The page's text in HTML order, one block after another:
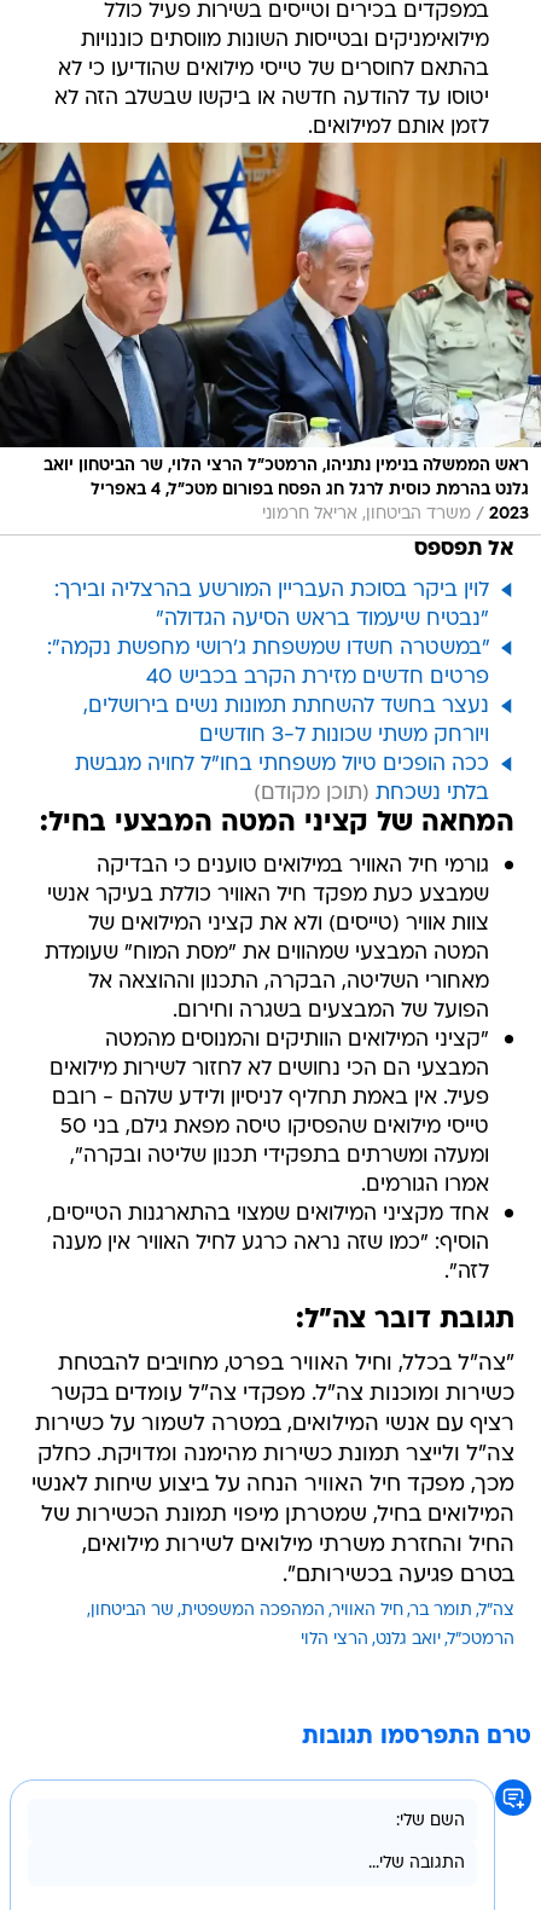
במפקדים בכירים וטייסים בשירות פעיל כולל
מילואימניקים ובטייסות השונות מווסתים כוננויות
בהתאם לחוסרים של טייסי מילואים שהודיעו כי לא
יטוסו עד להודעה חדשה או ביקשו שבשלב הזה לא
לזמן אותם למילואים.
ראש הממשלה בנימין נתניהו, הרמטכ"ל הרצי הלוי, שר הביטחון יואב
גלנט בהרמת כוסית לרגל חג הפסח בפורום מטכ"ל, 4 באפריל
2023
/ משרד הביטחון, אריאל חרמוני
אל תפספס
לוין ביקר בסוכת העבריין המורשע בהרצליה ובירך:
"נבטיח שיעמוד בראש הסיעה הגדולה"
"במשטרה חשדו שמשפחת ג'רושי מחפשת נקמה":
פרטים חדשים מזירת הקרב בכביש 40
נעצר בחשד להשחתת תמונות נשים בירושלים,
ויורחק משתי שכונות ל-3 חודשים
ככה הופכים טיול משפחתי בחו"ל לחויה מגבשת
בלתי נשכחת
המחאה של קציני המטה המבצעי בחיל:
גורמי חיל האוויר במילואים טוענים כי הבדיקה
שמבצע כעת מפקד חיל האוויר כוללת בעיקר אנשי
צוות אוויר (טייסים) ולא את קציני המילואים של
המטה המבצעי שמהווים את "מסת המוח" שעומדת
מאחורי השליטה, הבקרה, התכנון וההוצאה אל
הפועל של המבצעים בשגרה וחירום.
"קציני המילואים הוותיקים והמנוסים מהמטה
המבצעי הם הכי נחושים לא לחזור לשירות מילואים
פעיל. אין באמת תחליף לניסיון ולידע שלהם - רובם
טייסי מילואים שהפסיקו טיסה מפאת גילם, בני 50
ומעלה ומשרתים בתפקידי תכנון שליטה ובקרה",
אמרו הגורמים.
אחד מקציני המילואים שמצוי בהתארגנות הטייסים,
הוסיף: "כמו שזה נראה כרגע לחיל האוויר אין מענה
לזה".
תגובת דובר צה"ל:
"צה"ל בכלל, וחיל האוויר בפרט, מחויבים להבטחת
כשירות ומוכנות צה"ל. מפקדי צה"ל עומדים בקשר
רציף עם אנשי המילואים, במטרה לשמור על כשירות
צה"ל ולייצר תמונת כשירות מהימנה ומדויקת. כחלק
מכך, מפקד חיל האוויר הנחה על ביצוע שיחות לאנשי
המילואים בחיל, שמטרתן מיפוי תמונת הכשירות של
החיל והחזרת משרתי מילואים לשירות מילואים,
בטרם פגיעה בכשירותם".
צה"ל תומר בר חיל האוויר המהפכה המשפטית שר הביטחון
הרמטכ"ל יואב גלנט הרצי הלוי
טרם התפרסמו תגובות